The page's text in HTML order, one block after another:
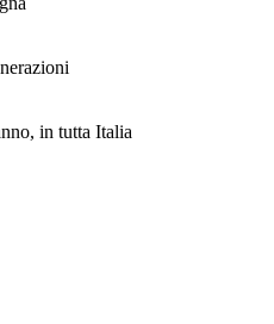
in tutta Italia